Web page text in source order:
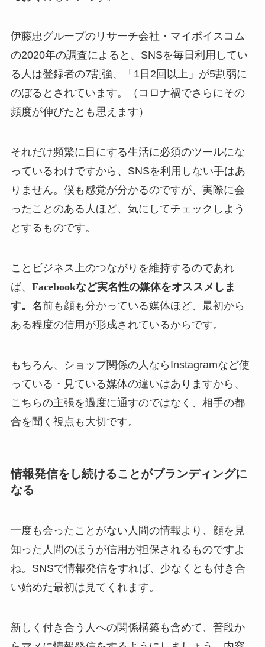
伊藤忠グループのリサーチ会社・マイボイスコム
の2020年の調査によると、SNSを毎日利用してい
る人は登録者の7割強、「1日2回以上」が5割弱​​に
のぼるとされています。（コロナ禍でさらにその
頻度が伸びたとも思えます）
それだけ頻繁に目にする生活に必須のツールにな
っているわけですから、SNSを利用しない手はあ
りません。僕も感覚が分かるのですが、実際に会
ったことのある人ほど、気にしてチェックしよう
とするものです。
ことビジネス上のつながりを維持するのであれ
ば、 Facebookなど実名性の媒体をオススメしま
す。 名前も顔も分かっている媒体ほど、最初から
ある程度の信用が形成されているからです。
もちろん、ショップ関係の人ならInstagramなど使
っている・見ている媒体の違いはありますから、
こちらの主張を過度に通すのではなく、相手の都
合を聞く視点も大切です。
情報発信をし続けることがブランディングに
なる
一度も会ったことがない人間の情報より、顔を見
知った人間のほうが信用が担保されるものですよ
ね。SNSで情報発信をすれば、少なくとも付き合
い始めた最初は見てくれます。
新しく付き合う人への関係構築も含めて、普段か